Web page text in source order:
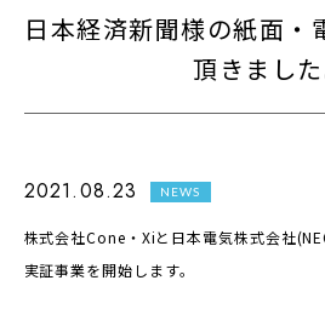
日本経済新聞様の紙面・
頂きました
2021.08.23 NEWS
株式会社Cone・Xiと日本電気株式会社
実証事業を開始します。